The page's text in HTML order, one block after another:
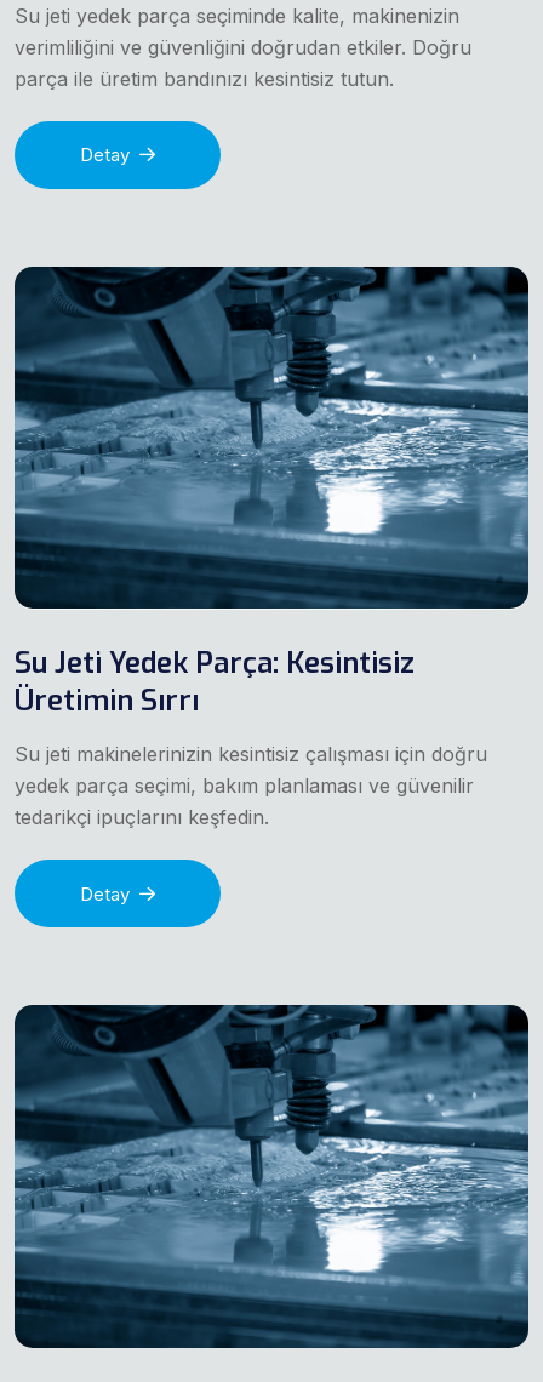
Su jeti yedek parça seçiminde kalite, makinenizin
verimliliğini ve güvenliğini doğrudan etkiler. Doğru
parça ile üretim bandınızı kesintisiz tutun.
Detay
Su Jeti Yedek Parça: Kesintisiz
Üretimin Sırrı
Su jeti makinelerinizin kesintisiz çalışması için doğru
yedek parça seçimi, bakım planlaması ve güvenilir
tedarikçi ipuçlarını keşfedin.
Detay